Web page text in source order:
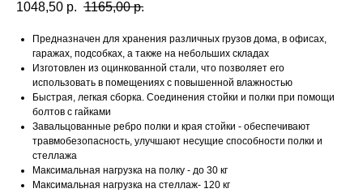
1048,50 р. 1165,00 р.
Предназначен для хранения различных грузов дома, в офисах,
гаражах, подсобках, а также на небольших складах
Изготовлен из оцинкованной стали, что позволяет его
использовать в помещениях с повышенной влажностью
Быстрая, легкая сборка. Соединения стойки и полки при помощи
болтов с гайками
Завальцованные ребро полки и края стойки - обеспечивают
травмобезопасность, улучшают несущие способности полки и
стеллажа
Максимальная нагрузка на полку - до 30 кг
Максимальная нагрузка на стеллаж- 120 кг